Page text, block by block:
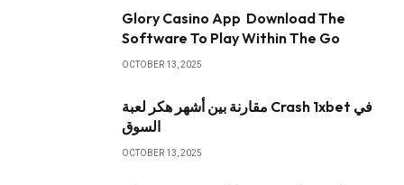
Glory Casino App ️ Download The
Software To Play Within The Go
OCTOBER 13, 2025
مقارنة بين أشهر هكر لعبة Crash 1xbet في
السوق
OCTOBER 13, 2025